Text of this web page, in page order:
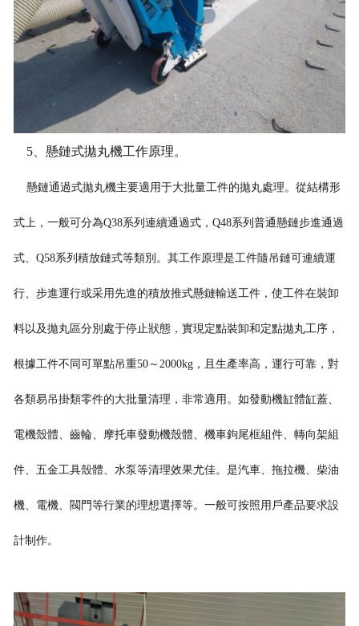
5、懸鏈式拋丸機工作原理。
懸鏈通過式拋丸機主要適用于大批量工件的拋丸處理。從結構形
式上，一般可分為Q38系列連續通過式，Q48系列普通懸鏈步進通過
式、Q58系列積放鏈式等類別。其工作原理是工件隨吊鏈可連續運
行、步進運行或采用先進的積放推式懸鏈輸送工件，使工件在裝卸
料以及拋丸區分別處于停止狀態，實現定點裝卸和定點拋丸工序，
根據工件不同可單點吊重50～2000kg，且生產率高，運行可靠，對
各類易吊掛類零件的大批量清理，非常適用。如發動機缸體缸蓋、
電機殼體、齒輪、摩托車發動機殼體、機車鉤尾框組件、轉向架組
件、五金工具殼體、水泵等清理效果尤佳。是汽車、拖拉機、柴油
機、電機、閥門等行業的理想選擇等。一般可按照用戶產品要求設
計制作。